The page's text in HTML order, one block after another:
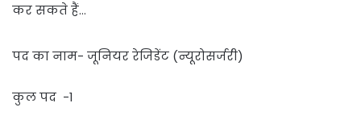
कर सकते हैं…
पद का नाम- जूनियर रेजिडेंट (न्यूरोसर्जरी)
कुल पद -1